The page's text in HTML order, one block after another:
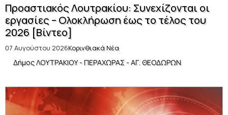
Προαστιακός Λουτρακίου: Συνεχίζονται οι
εργασίες – Ολοκλήρωση έως το τέλος του
2026 [Βίντεο]
07 Αυγούστου 2026Κορινθιακά Νέα
Δήμος ΛΟΥΤΡΑΚΙΟΥ - ΠΕΡΑΧΩΡΑΣ - ΑΓ. ΘΕΟΔΩΡΩΝ